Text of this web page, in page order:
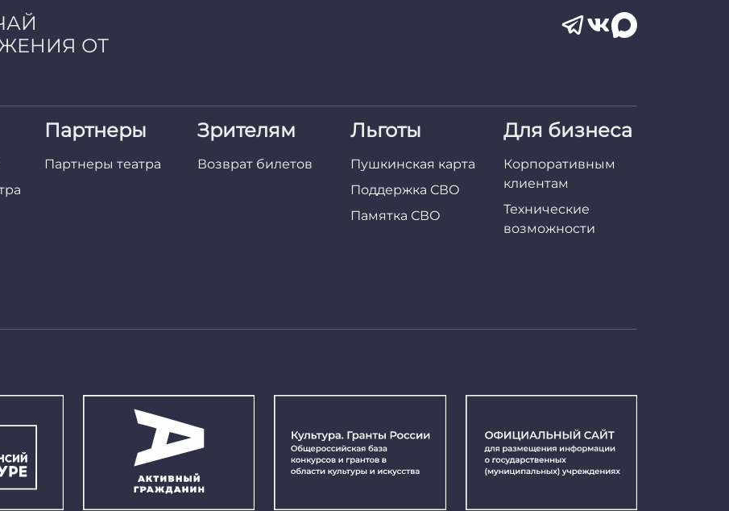
ОТ
Партнеры
Партнеры театра
Зрителям
Возврат билетов
Льготы
Пушкинская карта
Поддержка СВО
Памятка СВО
Для бизнеса
Корпоративным
клиентам
Технические
возможности